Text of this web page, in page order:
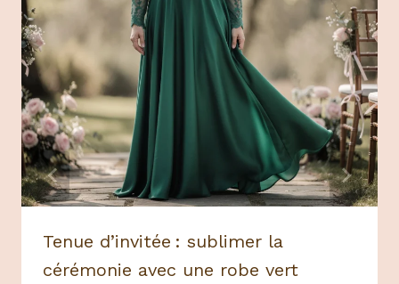
Tenue d’invitée : sublimer la
cérémonie avec une robe vert